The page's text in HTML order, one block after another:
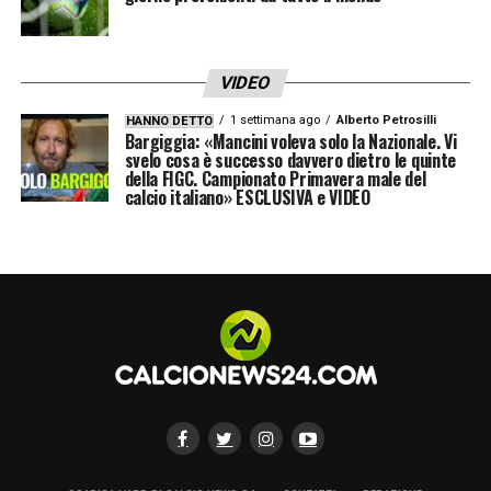
LAZIO PRIMAVERA (4-3-3):
Giacomone, 68’ Pannozzo); Ferrari (55’
Lauri), Bordon (55’ Ciucci), Bordoni (55’
Pernaselci), Calvani (46’ Trifelli); Gelli (46’
Santagostino), Farcomeni (46’ Milillo, 70’
Iorio), Morelli (46’ Battisti, 70’ Carbone);
Sulejmani (46’ Montano, 70’ D’Agostino),
Serra (46’ Canali). All. Punzi.
LA PLAYLIST DELLE NOSTRE TOP NEWS
VIDEO
HANNO DETTO 1 settimana ago Alberto Petrosilli
Bargiggia: «Mancini voleva solo la Nazionale. Vi
svelo cosa è successo davvero dietro le quinte
della FIGC. Campionato Primavera male del
calcio italiano» ESCLUSIVA e VIDEO